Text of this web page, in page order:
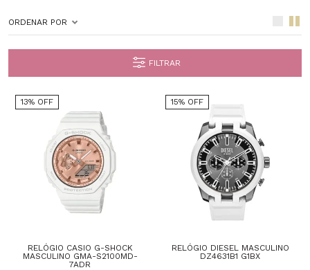
ORDENAR POR
FILTRAR
13% OFF
RELÓGIO CASIO G-SHOCK
MASCULINO GMA-S2100MD-
7ADR
15% OFF
RELÓGIO DIESEL MASCULINO
DZ4631B1 G1BX